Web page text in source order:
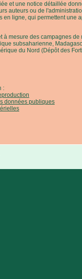
et une notice détaillée
auteurs ou de
en ligne, qui permettent une
à mesure des campagnes
subsaharienne,
du Nord (Dépôt des
:
données publiques